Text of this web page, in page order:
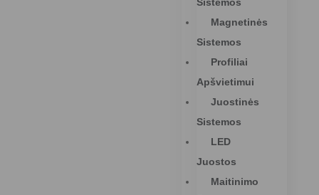
Magnetinės
Sistemos
Profiliai
Apšvietimui
Juostinės
Sistemos
LED
Juostos
Maitinimo